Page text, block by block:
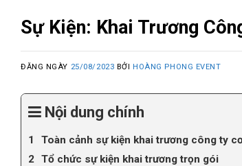
Sự Kiện: Khai Trương
ĐĂNG NGÀY 25/08/2023 BỞI HOÀNG PHONG EVENT
Nội dung chính
Toàn cảnh sự kiện khai trương công ty
Tổ chức sự kiện khai trương trọn gói